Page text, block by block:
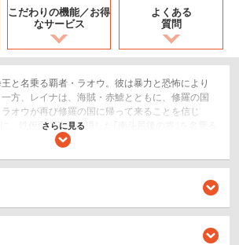
こだわりの機能／お得
なサービス
よくある
質問
と名乗る覇者・ラオウ。彼は暴力と恐怖により
方、レイナは、海賊・赤鯱とともに、修羅の国
オウが再び修羅の国に帰って来ることを信じ
、鉄仮面で素顔を隠した｢南斗最後の将｣を名乗る
。｢南斗最後の将｣を守る炎のシュレン、山のフ
ケンシロウを救世主として、拳王軍に果敢に立
者の誇りをかけ、兄・ラオウに挑むケンシロ
弟の戦いはついに、クライマックスを迎える-----
った真実と、｢北斗の拳｣最大の見せ場であるラオ
奮が、今、満を持してスクリーンに甦る!
さらに見る